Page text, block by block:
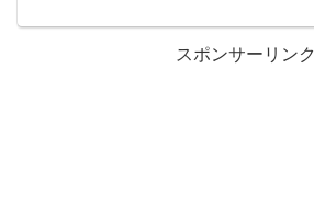
スポンサーリンク